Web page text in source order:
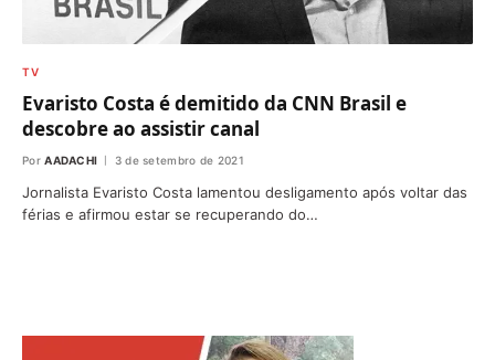
TV
Evaristo Costa é demitido da CNN Brasil e
descobre ao assistir canal
Por AADACHI 3 de setembro de 2021
Jornalista Evaristo Costa lamentou desligamento após voltar das
férias e afirmou estar se recuperando do…